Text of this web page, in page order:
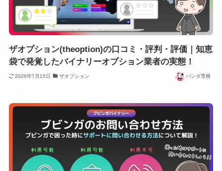
ザオプション(theoption)の口コミ・評判・評価｜知恵
袋で発覚したバイナリーオプション業者の実態！
2026年7月15日 ザオプション パンダ専務